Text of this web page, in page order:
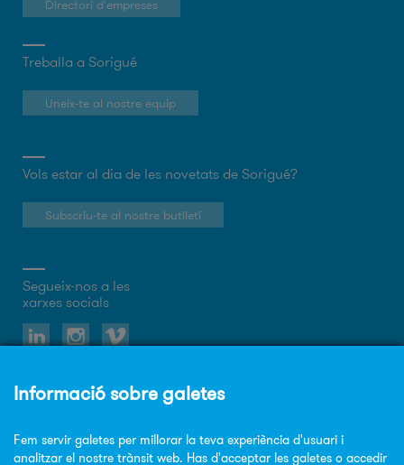
Directori d'empreses
Treballa a Sorigué
Uneix-te al nostre equip
Vols estar al dia de les novetats de Sorigué?
Subscriu-te al nostre butlletí
Segueix-nos a les
xarxes socials
Política de privacitat